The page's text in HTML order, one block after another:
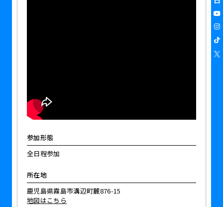
参加形態
全日程参加
所在地
鹿児島県霧島市溝辺町麓876-15
地図はこちら